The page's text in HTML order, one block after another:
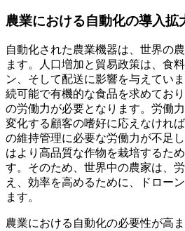
農業における自動化の導入拡
自動化された農業機器は、世界の
ます。人口増加と貿易政策は、食
ン、そして配送に影響を与えてい
続可能で有機的な食品を求めてお
の労働力が必要となります。労働
変化する顧客の嗜好に応えなけれ
の維持管理に必要な労働力が不足
はより高品質な作物を栽培するた
す。そのため、世界中の農家は、
え、効率を高めるために、ドロー
ます。
農業における自動化の必要性が高